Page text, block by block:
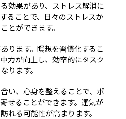
効果があり、ストレス解消に
ることで、日々のストレスか
とができます。
ります。瞑想を習慣化するこ
力が向上し、効率的にタスク
ります。
い、心身を整えることで、ポ
せることができます。運気が
れる可能性が高まります。